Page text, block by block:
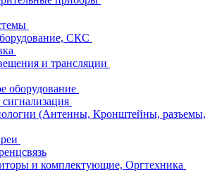
СКС
и трансляции
оборудование
(Антенны, Кронштейны, разъемы,
и комплектующие, Оргтехника